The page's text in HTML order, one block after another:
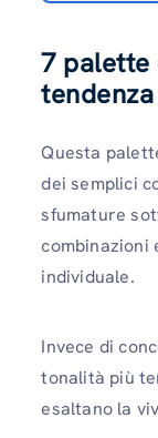
7 palette
Questa
dei semplici
sfumature
combinazioni
individuale.
Invece di
tonalità più
esaltano la